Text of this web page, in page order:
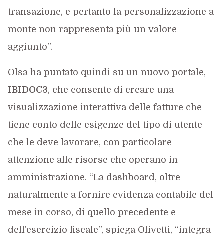
transazione, e pertanto la personalizzazione a
monte non rappresenta più un valore
aggiunto”.
Olsa ha puntato quindi su un nuovo portale,
IBIDOC3, che consente di creare una
visualizzazione interattiva delle fatture che
tiene conto delle esigenze del tipo di utente
che le deve lavorare, con particolare
attenzione alle risorse che operano in
amministrazione. “La dashboard, oltre
naturalmente a fornire evidenza contabile del
mese in corso, di quello precedente e
dell’esercizio fiscale”, spiega Olivetti, “integra